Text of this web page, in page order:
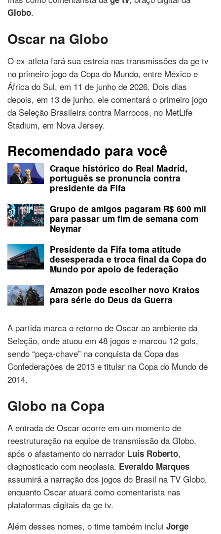
Globo.
Oscar na Globo
O ex-atleta fará sua estreia nas transmissões da ge tv
no primeiro jogo da Copa do Mundo, entre México e
África do Sul, em 11 de junho de 2026. Dois dias
depois, em 13 de junho, ele comentará o primeiro jogo
da Seleção Brasileira contra Marrocos, no MetLife
Stadium, em Nova Jersey.
Recomendado para você
Craque histórico do Real Madrid,
português se pronuncia contra
presidente da Fifa
Grupo de amigos pagaram R$ 600 mil
para passar um fim de semana com
Neymar
Presidente da Fifa toma atitude
desesperada e troca final da Copa do
Mundo por apoio de federação
Amazon pode escolher novo Kratos
para série do Deus da Guerra
A partida marca o retorno de Oscar ao ambiente da
Seleção, onde atuou em 48 jogos e marcou 12 gols,
sendo “peça-chave” na conquista da Copa das
Confederações de 2013 e titular na Copa do Mundo de
2014.
Globo na Copa
A entrada de Oscar ocorre em um momento de
reestruturação na equipe de transmissão da Globo,
após o afastamento do narrador Luís Roberto,
diagnosticado com neoplasia. Everaldo Marques
assumirá a narração dos jogos do Brasil na TV Globo,
enquanto Oscar atuará como comentarista nas
plataformas digitais da ge tv.
Além desses nomes, o time também inclui Jorge